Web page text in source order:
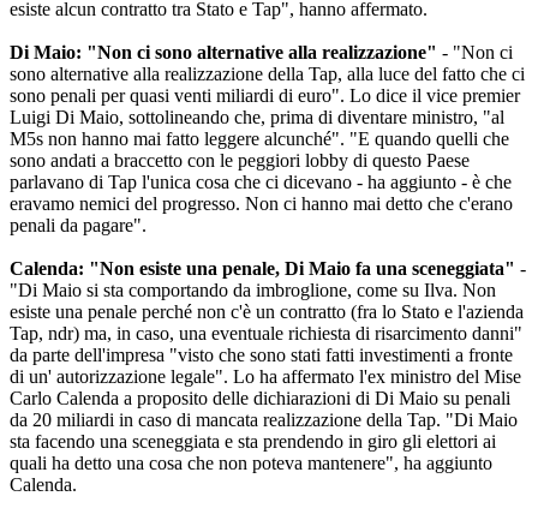
esiste alcun contratto tra Stato e Tap", hanno affermato.
Di Maio: "Non ci sono alternative alla realizzazione" - "Non ci
sono alternative alla realizzazione della Tap, alla luce del fatto che ci
sono penali per quasi venti miliardi di euro". Lo dice il vice premier
Luigi Di Maio, sottolineando che, prima di diventare ministro, "al
M5s non hanno mai fatto leggere alcunché". "E quando quelli che
sono andati a braccetto con le peggiori lobby di questo Paese
parlavano di Tap l'unica cosa che ci dicevano - ha aggiunto - è che
eravamo nemici del progresso. Non ci hanno mai detto che c'erano
penali da pagare".
Calenda: "Non esiste una penale, Di Maio fa una sceneggiata" -
"Di Maio si sta comportando da imbroglione, come su Ilva. Non
esiste una penale perché non c'è un contratto (fra lo Stato e l'azienda
Tap, ndr) ma, in caso, una eventuale richiesta di risarcimento danni"
da parte dell'impresa "visto che sono stati fatti investimenti a fronte
di un' autorizzazione legale". Lo ha affermato l'ex ministro del Mise
Carlo Calenda a proposito delle dichiarazioni di Di Maio su penali
da 20 miliardi in caso di mancata realizzazione della Tap. "Di Maio
sta facendo una sceneggiata e sta prendendo in giro gli elettori ai
quali ha detto una cosa che non poteva mantenere", ha aggiunto
Calenda.